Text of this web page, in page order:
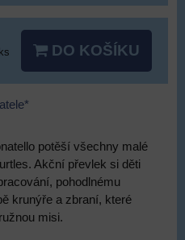
ks DO KOŠÍKU
potěší všechny malé
Akční převlek si děti
pohodlnému
krunýře a zbraní, které
misi.